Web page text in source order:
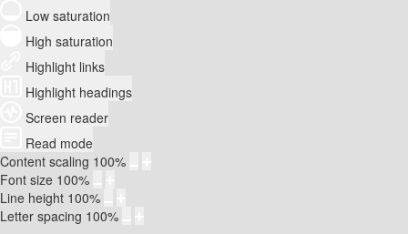
Low saturation
High saturation
Highlight links
Highlight headings
Screen reader
Read mode
Content scaling 100%
Font size 100%
Line height 100%
Letter spacing 100%